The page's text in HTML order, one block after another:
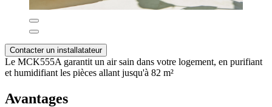
Contacter un installatateur
Le MCK555A garantit un air sain dans votre logement, en purifiant
et humidifiant les pièces allant jusqu'à 82 m²
Avantages